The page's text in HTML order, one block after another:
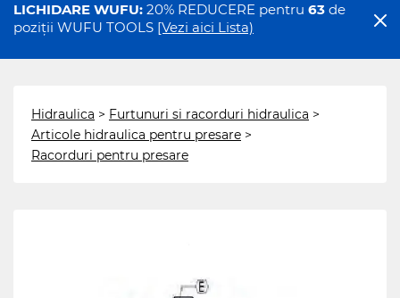
LICHIDARE WUFU: 20% REDUCERE pentru 63 de
poziții WUFU TOOLS [Vezi aici Lista)
Hidraulica > Furtunuri si racorduri hidraulica >
Articole hidraulica pentru presare >
Racorduri pentru presare